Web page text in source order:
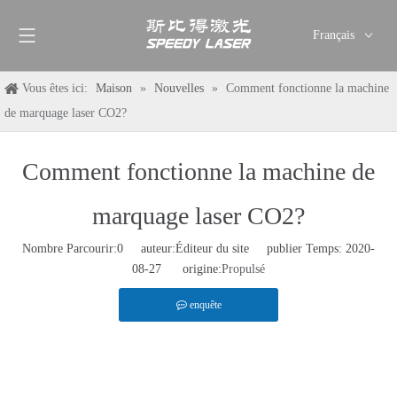
Français
简体中文
Español
ไทย
Vous êtes ici: Maison » Nouvelles »
Comment fonctionne la machine
de marquage laser CO2?
Comment fonctionne la machine de
marquage laser CO2?
Nombre Parcourir:0 auteur:Éditeur du site publier Temps: 2020-
08-27 origine:Propulsé
enquête